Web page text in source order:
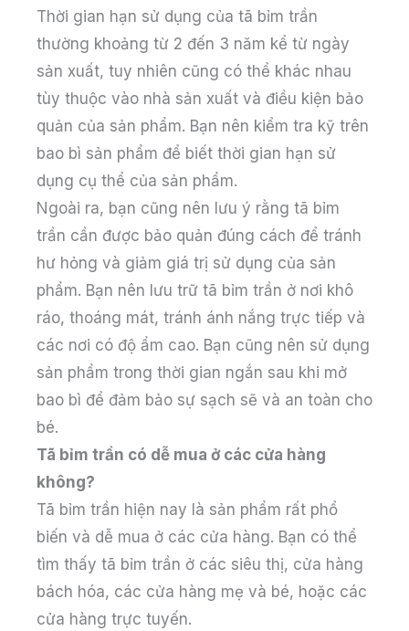
Thời gian hạn sử dụng của tã bỉm trần
thường khoảng từ 2 đến 3 năm kể từ ngày
sản xuất, tuy nhiên cũng có thể khác nhau
tùy thuộc vào nhà sản xuất và điều kiện bảo
quản của sản phẩm. Bạn nên kiểm tra kỹ trên
bao bì sản phẩm để biết thời gian hạn sử
dụng cụ thể của sản phẩm.
Ngoài ra, bạn cũng nên lưu ý rằng tã bỉm
trần cần được bảo quản đúng cách để tránh
hư hỏng và giảm giá trị sử dụng của sản
phẩm. Bạn nên lưu trữ tã bỉm trần ở nơi khô
ráo, thoáng mát, tránh ánh nắng trực tiếp và
các nơi có độ ẩm cao. Bạn cũng nên sử dụng
sản phẩm trong thời gian ngắn sau khi mở
bao bì để đảm bảo sự sạch sẽ và an toàn cho
bé.
Tã bỉm trần có dễ mua ở các cửa hàng
không?
Tã bỉm trần hiện nay là sản phẩm rất phổ
biến và dễ mua ở các cửa hàng. Bạn có thể
tìm thấy tã bỉm trần ở các siêu thị, cửa hàng
bách hóa, các cửa hàng mẹ và bé, hoặc các
cửa hàng trực tuyến.